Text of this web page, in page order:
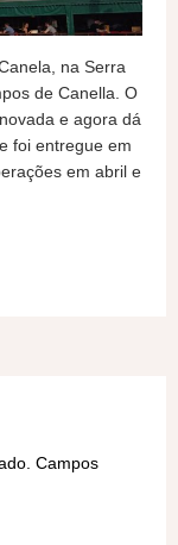
na Serra
de Canella. O
e agora dá
foi entregue em
em abril e
Campos